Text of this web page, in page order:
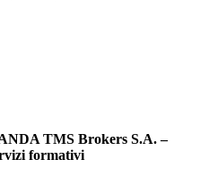
TMS Brokers S.A. –
formativi